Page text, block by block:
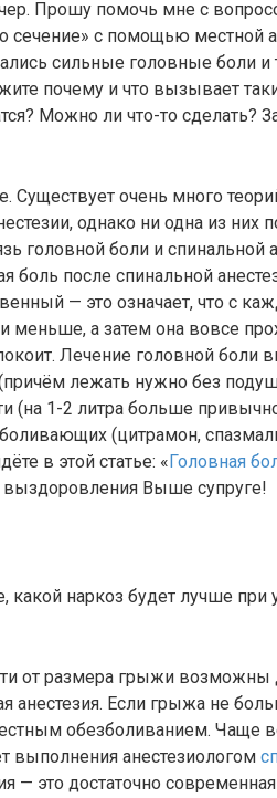
Прошу помочь мне с
сечение» с помощью местной
сильные головные боли и
почему и что вызывает
Можно ли что-то сделать?
Существует очень много
однако ни одна из
головной боли и спинальной
боль после спинальной
— это означает, что с
меньше, а затем она вовсе
Лечение головной боли
лежать нужно без
(на 1-2 литра больше
(цитрамон,
в этой статье: «Головная
Выше супруге!
какой наркоз будет лучше
от размера грыжи возможны
анестезия. Если грыжа не
обезболиванием. Чаще
выполнения анестезиологом
— это достаточно